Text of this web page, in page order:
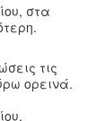
στα
τις
ορεινά.